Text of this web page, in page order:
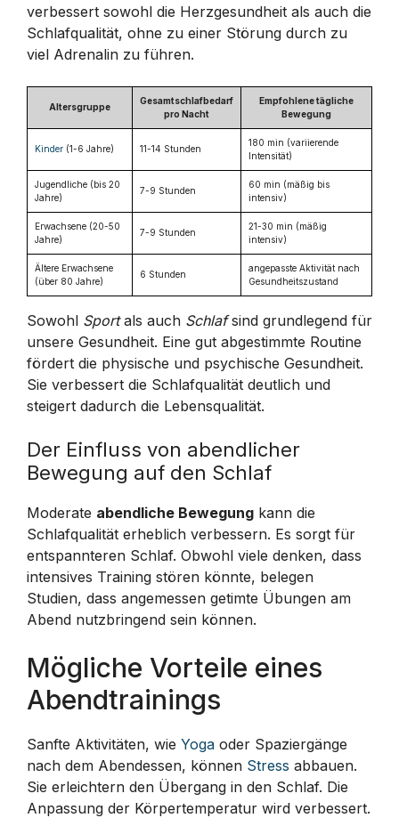
verbessert sowohl die Herzgesundheit als auch die
Schlafqualität, ohne zu einer Störung durch zu
viel Adrenalin zu führen.
Altersgruppe
Gesamtschlafbedarf
pro Nacht
Empfohlene tägliche
Bewegung
Kinder (1-6 Jahre) 11-14 Stunden
180 min (variierende
Intensität)
Jugendliche (bis 20
Jahre)
7-9 Stunden
60 min (mäßig bis
intensiv)
Erwachsene (20-50
Jahre)
7-9 Stunden
21-30 min (mäßig
intensiv)
Ältere Erwachsene
(über 80 Jahre)
6 Stunden
angepasste Aktivität nach
Gesundheitszustand
Sowohl Sportals auch Schlafsind grundlegend für
unsere Gesundheit. Eine gut abgestimmte Routine
fördert die physische und psychische Gesundheit.
Sie verbessert die Schlafqualität deutlich und
steigert dadurch die Lebensqualität.
Der Einfluss von abendlicher
Bewegung auf den Schlaf
Moderate abendliche Bewegung kann die
Schlafqualität erheblich verbessern. Es sorgt für
entspannteren Schlaf. Obwohl viele denken, dass
intensives Training stören könnte, belegen
Studien, dass angemessen getimte Übungen am
Abend nutzbringend sein können.
Mögliche Vorteile eines
Abendtrainings
Sanfte Aktivitäten, wie Yoga oder Spaziergänge
nach dem Abendessen, können Stress abbauen.
Sie erleichtern den Übergang in den Schlaf. Die
Anpassung der Körpertemperatur wird verbessert.